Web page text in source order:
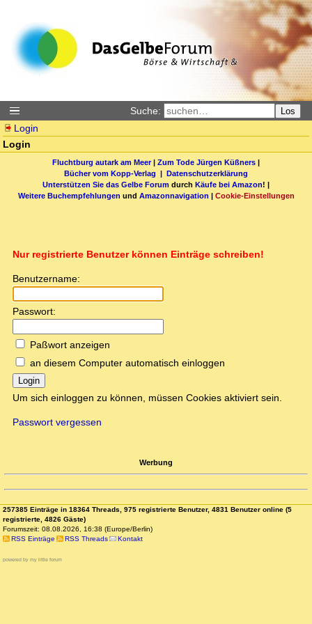
Suche: Los
Login
Login
Fluchtburg autark am Meer| Zum Tode Jürgen Küßners |
Bücher vom Kopp-Verlag | Datenschutzerklärung
Unterstützen Sie das Gelbe Forum durch Käufe bei Amazon! |
Weitere Buchempfehlungen und Amazonnavigation | Cookie-Einstellungen
Nur registrierte Benutzer können Einträge schreiben!
Benutzername:
Passwort:
Paßwort anzeigen
an diesem Computer automatisch einloggen
Login
Um sich einloggen zu können, müssen Cookies aktiviert sein.
Passwort vergessen
Werbung
257385 Einträge in 18364 Threads, 975 registrierte Benutzer, 4831 Benutzer online (5
registrierte, 4826 Gäste)
Forumszeit: 08.08.2026, 16:38 (Europe/Berlin)
RSS Einträge
RSS Threads Kontakt
powered by my little forum